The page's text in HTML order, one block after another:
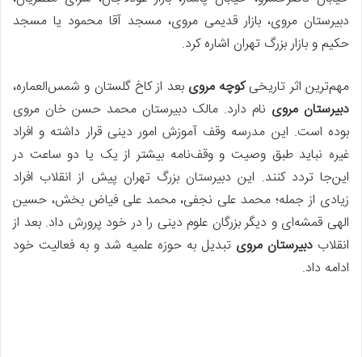
دبیرستان مروی، بازار قدیمی مروی، مسجد آقا محمود یا مسجد
حکیم و بازار بزرگ تهران اشاره کرد.
مهم‌ترین اثر تاریخیکوچه مروی بعد از کاخ گلستان و شمس‌العماره،
دبیرستان مروی نام دارد. مالک دبیرستان محمد حسن خان مروی
بوده است. این مدرسه وقف آموزش امور دینی قرار داشته و افراد
غیره نباید طبق وصیت و وقف‌نامه بیشتر از یک یا دو ساعت در
این‌جا تردد کنند. این دبیرستان بزرگ تهران پیش از انقلاب افراد
زیادی از جمله؛ محمد علی نجفی، محمد علی فیاض بخش، حسین
الهی قمشه‌ای و دیگر بزرگان علوم دینی را در خود پرورش داد. بعد از
انقلاب دبیرستان مروی تبدیل به حوزه علمیه شد و به فعالیت خود
ادامه داد.